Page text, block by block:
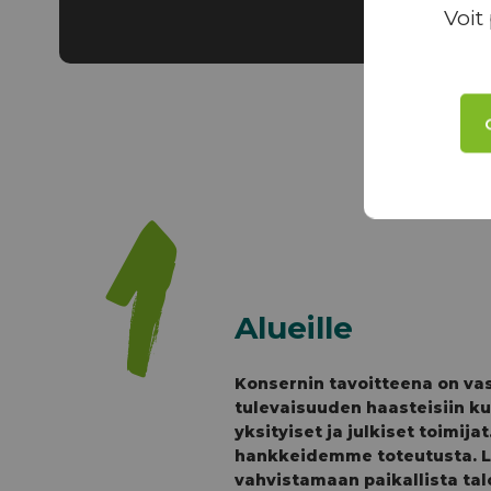
1 Alueille
Konsernin tavoitteena on
tulevaisuuden haasteisiin
yksityiset ja julkiset
hankkeidemme toteutusta.
vahvistamaan paikallista
Voit